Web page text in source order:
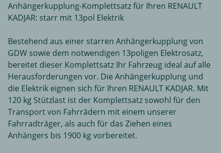
Anhängerkupplung-Komplettsatz für Ihren RENAULT
KADJAR: starr mit 13pol Elektrik
Bestehend aus einer starren Anhängerkupplung von
GDW sowie dem notwendigen 13poligen Elektrosatz,
bereitet dieser Komplettsatz Ihr Fahrzeug ideal auf alle
Herausforderungen vor. Die Anhängerkupplung und
die Elektrik eignen sich für Ihren RENAULT KADJAR. Mit
120 kg Stützlast ist der Komplettsatz sowohl für den
Transport von Fahrrädern mit einem unserer
Fahrradträger, als auch für das Ziehen eines
Anhängers bis 1900 kg vorbereitet.